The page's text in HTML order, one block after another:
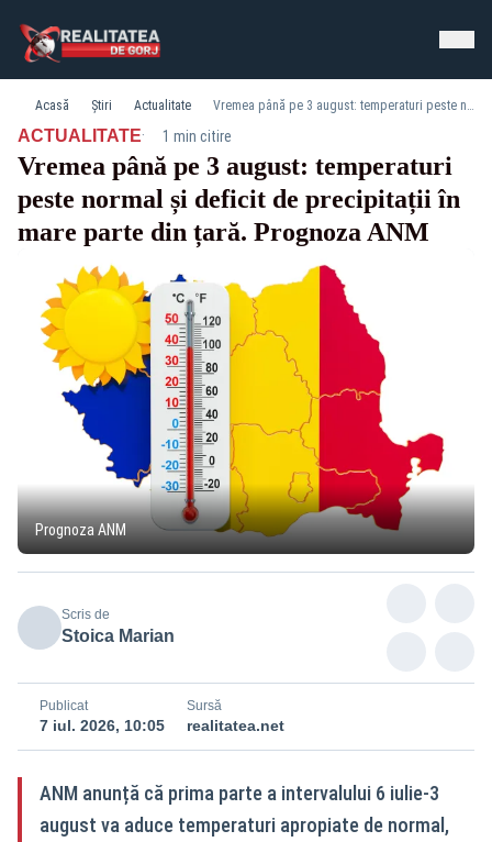
Acasă Știri Actualitate Vremea până pe 3 august: temperaturi peste normal și deficit de precipitații în mare parte din țară. Prognoza ANM
ACTUALITATE· 1 min citire
Vremea până pe 3 august: temperaturi
peste normal și deficit de precipitații în
mare parte din țară. Prognoza ANM
Prognoza ANM
Scris de
Stoica Marian
Publicat
7 iul. 2026, 10:05
Sursă
realitatea.net
ANM anunță că prima parte a intervalului 6 iulie-3
august va aduce temperaturi apropiate de normal,